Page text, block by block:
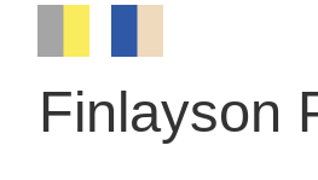
Finlayson